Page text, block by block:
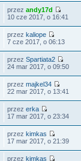
przez andy17d
10 cze 2017, o 16:41
przez kaliope
7 cze 2017, o 06:13
przez Spartiata2
24 mar 2017, o 09:50
przez majkel34
22 mar 2017, o 13:41
przez erka
17 mar 2017, o 23:34
przez kimkas
17 mar 2017, o 21:39
przez kimkas